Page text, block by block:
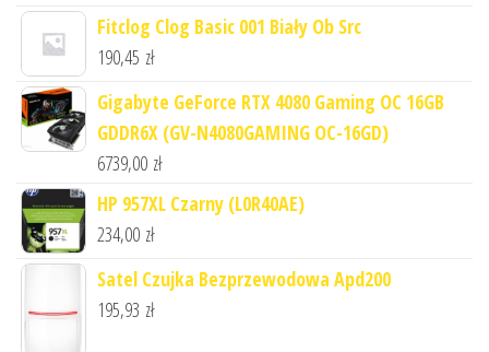
Fitclog Clog Basic 001 Biały Ob Src
190,45 zł
Gigabyte GeForce RTX 4080 Gaming OC 16GB
GDDR6X (GV-N4080GAMING OC-16GD)
6739,00 zł
HP 957XL Czarny (L0R40AE)
234,00 zł
Satel Czujka Bezprzewodowa Apd200
195,93 zł